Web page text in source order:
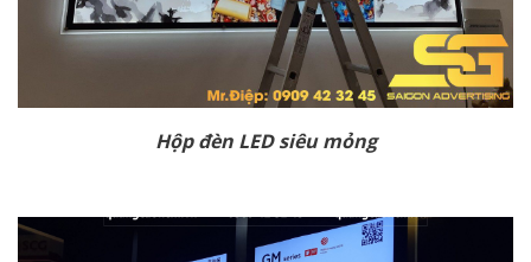
Hộp đèn LED siêu mỏng